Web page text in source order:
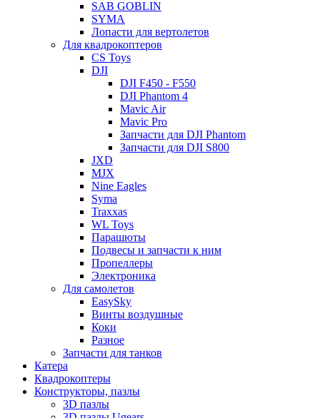
SAB GOBLIN
SYMA
Лопасти для вертолетов
Для квадрокоптеров
CS Toys
DJI
DJI F450 - F550
DJI Phantom 4
Mavic Air
Mavic Pro
Запчасти для DJI Phantom
Запчасти для DJI S800
JXD
MJX
Nine Eagles
Syma
Traxxas
WL Toys
Парашюты
Подвесы и запчасти к ним
Пропеллеры
Электроника
Для самолетов
EasySky
Винты воздушные
Коки
Разное
Запчасти для танков
Катера
Квадрокоптеры
Конструкторы, пазлы
3D пазлы